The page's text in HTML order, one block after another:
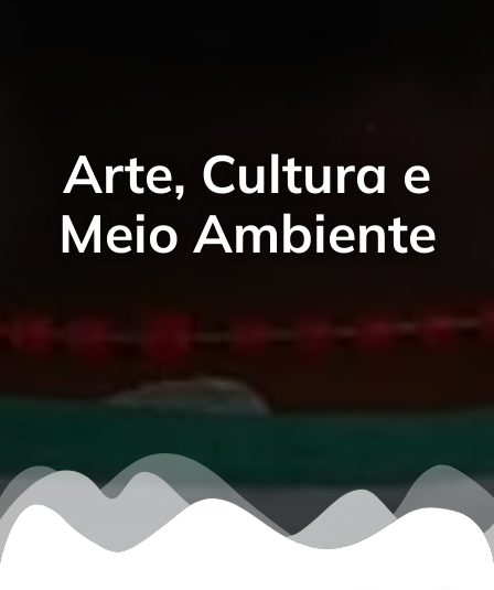
Arte, Cultura e
Meio Ambiente